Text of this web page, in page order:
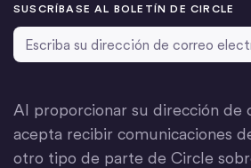
SUSCRÍBASE AL BOLETÍN DE CIRCLE
Dirección de correo
Al proporcionar su dirección de
acepta recibir comunicaciones
otro tipo de parte de Circle